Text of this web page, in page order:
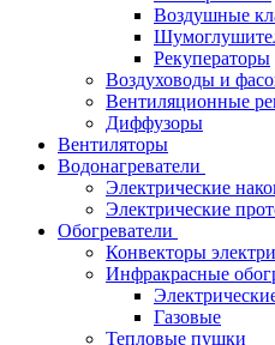
Воздушные
Рекуператоры
Воздуховоды и
Вентиляционные
Диффузоры
Вентиляторы
Водонагреватели
Электрические
Электрические
Обогреватели
Конвекторы
Инфракрасные
Газовые
Тепловые пушки